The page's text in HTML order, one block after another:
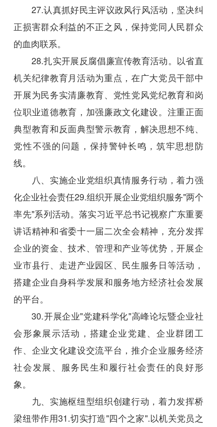
27.认真抓好民主评议政风行风活动，坚决纠
正损害群众利益的不正之风，保持党同人民群众
的血肉联系。
28.扎实开展反腐倡廉宣传教育活动。以省直
机关纪律教育月活动为重点，在广大党员干部中
开展为民务实清廉教育、党性党风党纪教育和岗
位职业道德教育，加强廉政文化建设。注重正面
典型教育和反面典型警示教育，解决思想不纯、
党性不强的问题，保持警钟长鸣，筑牢思想防
线。
八、实施企业党组织真情服务行动，着力强
化企业社会责任29.组织开展企业党组织服务"两个
率先"系列活动。落实习近平总书记视察广东重要
讲话精神和省委十一届二次全会精神，充分发挥
企业的资金、技术、管理和产业等优势，开展企
业市县行、走进产业园区、民生服务日等活动，
搭建企业自身科学发展和服务地方经济社会发展
的平台。
30.开展企业"党建科学化"高峰论坛暨企业社
会形象展示活动，搭建企业党建、企业群团工
作、企业文化建设交流平台，推介企业服务经济
社会发展、服务民生和履行社会责任的良好形
象。
九、实施枢纽型组织创建行动，着力发挥桥
梁纽带作用31.切实打造"四个之家".以机关党员之